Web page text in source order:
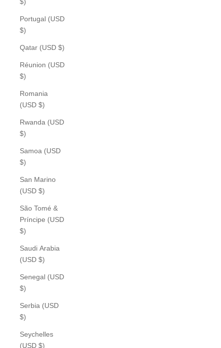
Portugal (USD
$)
Qatar (USD $)
Réunion (USD
$)
Romania
(USD $)
Rwanda (USD
$)
Samoa (USD
$)
San Marino
(USD $)
São Tomé &
Príncipe (USD
$)
Saudi Arabia
(USD $)
Senegal (USD
$)
Serbia (USD
$)
Seychelles
(USD $)